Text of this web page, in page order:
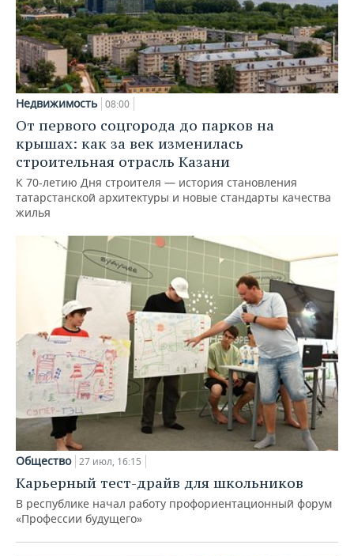
Недвижимость 08:00
От первого соцгорода до парков на
крышах: как за век изменилась
строительная отрасль Казани
К 70-летию Дня строителя — история становления
татарстанской архитектуры и новые стандарты качества
жилья
Общество 27 июл, 16:15
Карьерный тест-драйв для школьников
В республике начал работу профориентационный форум
«Профессии будущего»